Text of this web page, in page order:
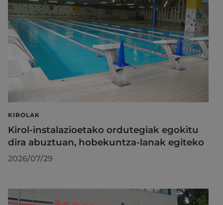
KIROLAK
Kirol-instalazioetako ordutegiak egokitu
dira abuztuan, hobekuntza-lanak egiteko
2026/07/29